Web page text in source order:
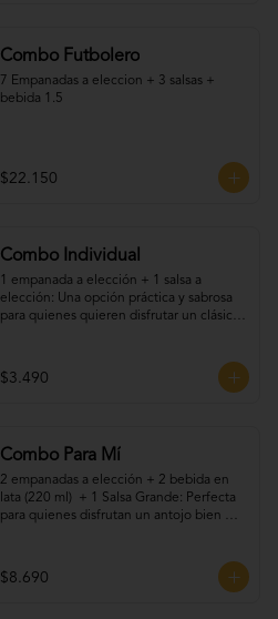
Combo Futbolero
7 Empanadas a eleccion + 3 salsas +
bebida 1.5
$22.150
Combo Individual
1 empanada a elección + 1 salsa a
elección: Una opción práctica y sabrosa
para quienes quieren disfrutar un clásico
de nuestras salsas caseras. Ideal para una
pausa rápida o un snack lleno de sabor.
$3.490
Combo Para Mí
2 empanadas a elección + 2 bebida en
lata (220 ml)  + 1 Salsa Grande: Perfecta
para quienes disfrutan un antojo bien
nuestras salsas caseras que le dan el
toque final. Ideal para una pausa rica,
$8.690